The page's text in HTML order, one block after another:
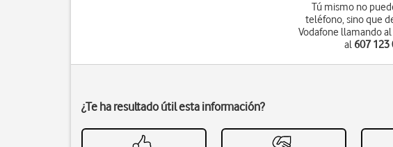
Tú mismo no
teléfono, sino que
Vodafone llamando
al 607 123
¿Te ha resultado útil esta información?